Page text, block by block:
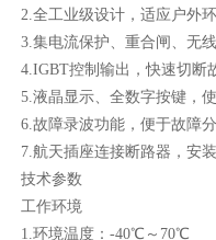
2.全工业级设计，适应户外
3.集电流保护、重合闸、无
4.IGBT控制输出，快速切断
5.液晶显示、全数字按键，
6.故障录波功能，便于故障
7.航天插座连接断路器，安
技术参数
工作环境
1.环境温度：-40℃～70℃